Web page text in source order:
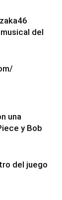
del
una
y Bob
del juego